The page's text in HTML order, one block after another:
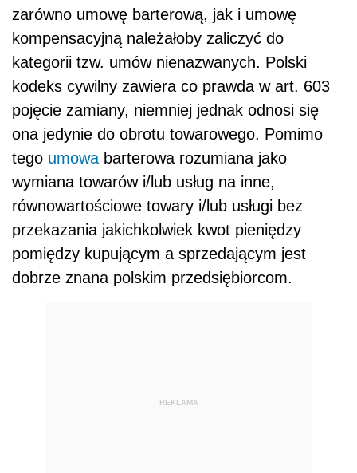
zarówno umowę barterową, jak i umowę
kompensacyjną należałoby zaliczyć do
kategorii tzw. umów nienazwanych. Polski
kodeks cywilny zawiera co prawda w art. 603
pojęcie zamiany, niemniej jednak odnosi się
ona jedynie do obrotu towarowego. Pomimo
tego umowa barterowa rozumiana jako
wymiana towarów i/lub usług na inne,
równowartościowe towary i/lub usługi bez
przekazania jakichkolwiek kwot pieniędzy
pomiędzy kupującym a sprzedającym jest
dobrze znana polskim przedsiębiorcom.
REKLAMA